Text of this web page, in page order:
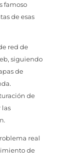
famoso
de esas
red de
siguiendo
de
de
las
real
de